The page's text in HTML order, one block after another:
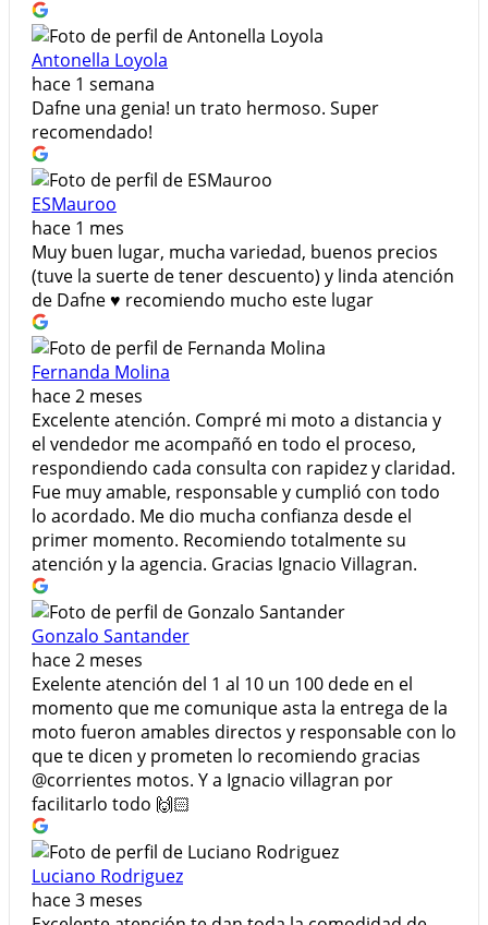
Antonella Loyola
hace 1 semana
Dafne una genia! un trato hermoso. Super
recomendado!
ESMauroo
hace 1 mes
Muy buen lugar, mucha variedad, buenos precios
(tuve la suerte de tener descuento) y linda atención
de Dafne ♥️ recomiendo mucho este lugar
Fernanda Molina
hace 2 meses
Excelente atención. Compré mi moto a distancia y
el vendedor me acompañó en todo el proceso,
respondiendo cada consulta con rapidez y claridad.
Fue muy amable, responsable y cumplió con todo
lo acordado. Me dio mucha confianza desde el
primer momento. Recomiendo totalmente su
atención y la agencia. Gracias Ignacio Villagran.
Gonzalo Santander
hace 2 meses
Exelente atención del 1 al 10 un 100 dede en el
momento que me comunique asta la entrega de la
moto fueron amables directos y responsable con lo
que te dicen y prometen lo recomiendo gracias
@corrientes motos. Y a Ignacio villagran por
facilitarlo todo 🙌🏻
Luciano Rodriguez
hace 3 meses